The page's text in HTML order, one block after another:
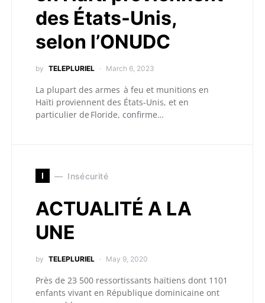
des États-Unis,
selon l’ONUDC
by TELEPLURIEL March 6, 2023
La plupart des armes à feu et munitions en
Haïti proviennent des États-Unis, et en
particulier de Floride, confirme…
I Insécurité
ACTUALITÉ A LA
UNE
by TELEPLURIEL May 9, 2020
Près de 23 500 ressortissants haïtiens dont 1101
enfants vivant en République dominicaine ont